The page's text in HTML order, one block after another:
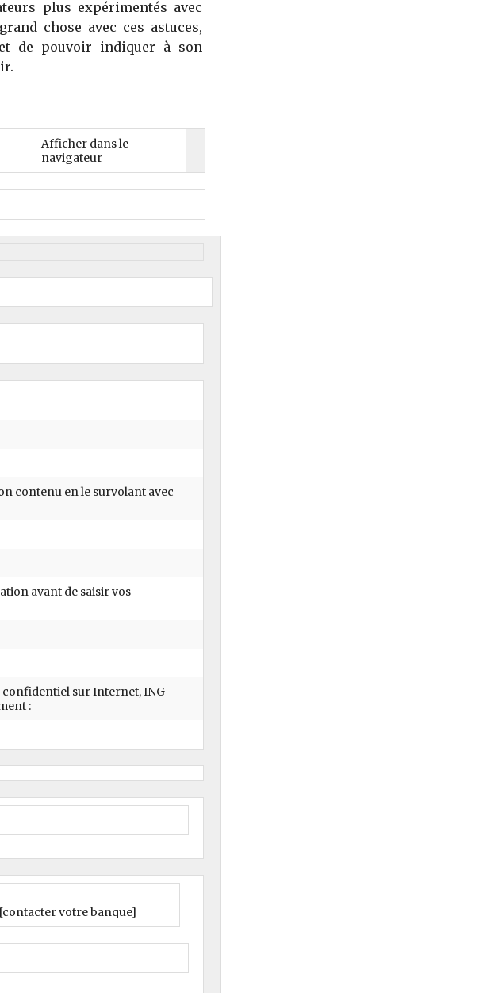
plus expérimentés avec
chose avec ces astuces,
de pouvoir indiquer à son
Afficher dans le
navigateur
contenu en le survolant avec
avant de saisir vos
confidentiel sur Internet, ING
:
[contacter votre banque]